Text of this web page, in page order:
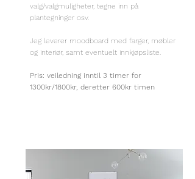
valg/valgmuligheter, tegne inn på
plantegninger osv.
Jeg leverer moodboard med farger, møbler
og interiør, samt eventuelt innkjøpsliste.
Pris: veiledning inntil 3 timer for
1300kr/1800kr, deretter 600kr timen